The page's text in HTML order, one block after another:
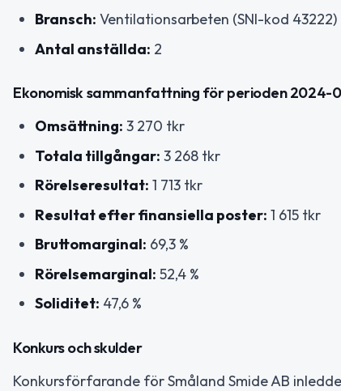
Bransch: Ventilationsarbeten (SNI-kod 43222)
Antal anställda: 2
Ekonomisk sammanfattning för perioden 2024-
Omsättning: 3 270 tkr
Totala tillgångar: 3 268 tkr
Rörelseresultat: 1 713 tkr
Resultat efter finansiella poster: 1 615 tkr
Bruttomarginal: 69,3 %
Rörelsemarginal: 52,4 %
Soliditet: 47,6 %
Konkurs och skulder
Konkursförfarande för Småland Smide AB